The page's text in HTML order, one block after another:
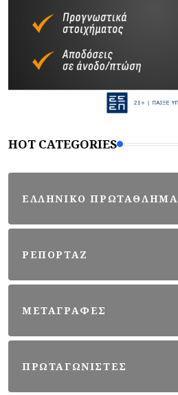
HOT CATEGORIES
ΕΛΛΗΝΙΚΟ ΠΡΩΤΑΘΛΗΜΑ
ΡΕΠΟΡΤΑΖ
ΜΕΤΑΓΡΑΦΕΣ
ΠΡΩΤΑΓΩΝΙΣΤΕΣ